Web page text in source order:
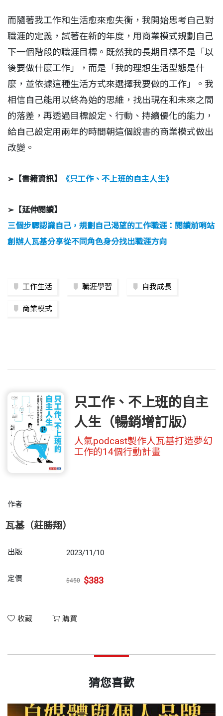
而隨著我工作和生活愈來愈失衡，我開始思考自己對
職涯的定義，試著在新的年度，用商業模式規劃自己
下一個階段的職涯目標。既然我的長期目標不是「以
後要做什麼工作」，而是「我的理想生活型態是什
麼，並依據這種生活方式來選擇我要做的工作」。我
相信自己能用以終為始的思維，找出現在和未來之間
的落差，再透過目標設定、行動、持續優化的能力，
給自己設定用兩年的時間朝這個說書的商業模式做出
改變。
➢【書籍資訊】 《只工作、不上班的自主人生》
➢【延伸閱讀】
三個步驟認識自己，規劃自己渴望的工作職涯：閱讀前哨站
創辦人瓦基分享從不同角色身分找出職涯方向
工作生活 職涯學習 自我成長
商業模式
只工作、不上班的自主
人生（暢銷增訂版）
人氣podcast製作人瓦基打造夢幻
工作的14個行動計畫
作者
瓦基（莊勝翔）
出版 2023/11/10
定價 $450 $383
收藏 購買
猜您喜歡